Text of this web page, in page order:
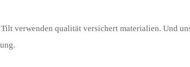
verwenden qualität versichert materialien. Und